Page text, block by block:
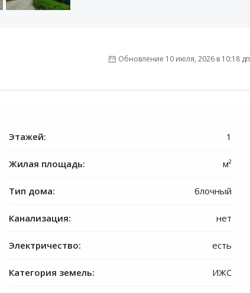
Обновление 10 июля, 2026 в 10:18 дп
Этажей: 1
Жилая площадь: м²
Тип дома: блочный
Канализация: нет
Электричество: есть
Категория земель: ИЖС